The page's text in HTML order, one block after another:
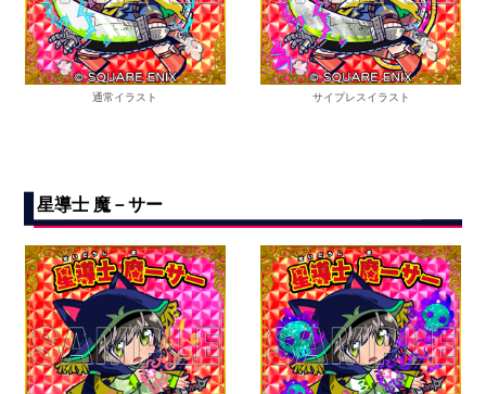
通常イラスト サイプレスイラスト
星導士 魔－サー